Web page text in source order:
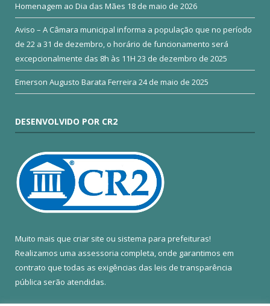
Homenagem ao Dia das Mães 18 de maio de 2026
Aviso – A Câmara municipal informa a população que no período
de 22 a 31 de dezembro, o horário de funcionamento será
excepcionalmente das 8h às 11H 23 de dezembro de 2025
Emerson Augusto Barata Ferreira 24 de maio de 2025
DESENVOLVIDO POR CR2
Muito mais que criar site ou sistema para prefeituras!
Realizamos uma assessoria completa, onde garantimos em
contrato que todas as exigências das leis de transparência
pública serão atendidas.